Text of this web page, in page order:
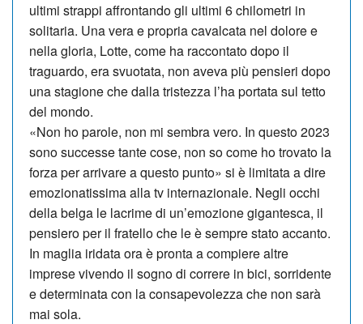
ultimi strappi affrontando gli ultimi 6 chilometri in
solitaria. Una vera e propria cavalcata nel dolore e
nella gloria, Lot­te, come ha raccontato dopo il
traguardo, era svuotata, non aveva più pensieri dopo
una stagione che dalla tristezza l’ha portata sul tetto
del mondo.
«Non ho parole, non mi sembra vero. In questo 2023
sono successe tante cose, non so come ho trovato la
forza per arrivare a questo punto» si è limitata a dire
emozionatissima alla tv internazionale. Negli occhi
della belga le lacrime di un’emozione gigantesca, il
pensiero per il fratello che le è sempre stato accanto.
In maglia iridata ora è pronta a compiere altre
imprese vivendo il sogno di correre in bici, sorridente
e determinata con la consapevolezza che non sarà
mai sola.